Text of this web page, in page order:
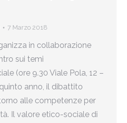
7 Marzo 2018
in collaborazione
sui temi
(ore 9.30 Viale Pola, 12 –
anno, il dibattito
alle competenze per
Il valore etico-sociale di